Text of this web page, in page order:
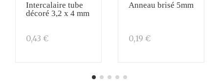
Intercalaire tube
décoré 3,2 x 4 mm
0,43 €
Anneau brisé 5mm
0,19 €